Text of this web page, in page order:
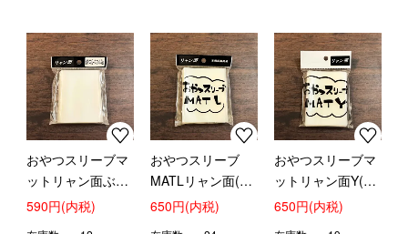
おやつスリーブマ
ットリャン面ぶぃ
(両面さらさら・ザ
590円(内税)
おやつスリーブ
MATLリャン面(さ
らさら・ザラザラ
650円(内税)
おやつスリーブマ
ットリャン面Y(さ
らさら・ザラザラ
650円(内税)